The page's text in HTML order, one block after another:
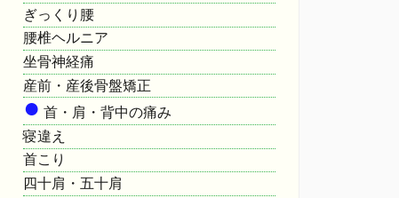
ぎっくり腰
腰椎ヘルニア
坐骨神経痛
産前・産後骨盤矯正
● 首・肩・背中の痛み
寝違え
首こり
四十肩・五十肩